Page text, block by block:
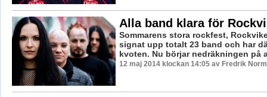
Alla band klara för
Sommarens stora rockfest,
signat upp totalt 23 band och har
kvoten. Nu börjar nedräkningen på
12 maj 2014 klockan 14:05 av Fredrik